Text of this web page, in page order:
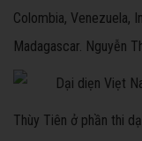
Colombia, Venezuela,
Madagascar. Nguyễn
Thùy Tiên ở phần thi